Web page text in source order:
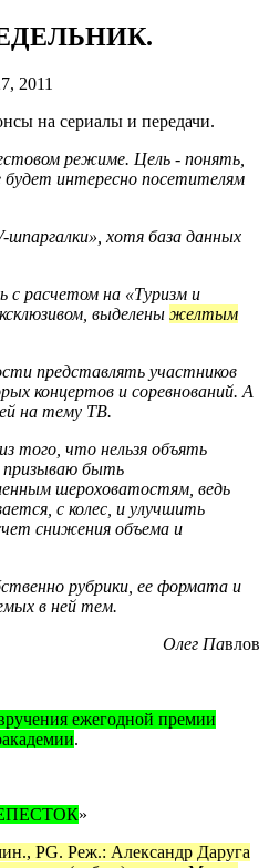
2011
на сериалы и передачи.
режиме. Цель - понять,
будет интересно посетителям
шпаргалки», хотя база данных
с расчетом на «Туризм и
выделены желтым
представлять участников
концертов и соревнований. А
на тему ТВ.
того, что нельзя объять
быть
шероховатостям, ведь
с колес, и улучшить
снижения объема и
рубрики, ее формата и
в ней тем.
Олег Павлов
ежегодной премии
.
»
PG. Реж.: Александр Даруга